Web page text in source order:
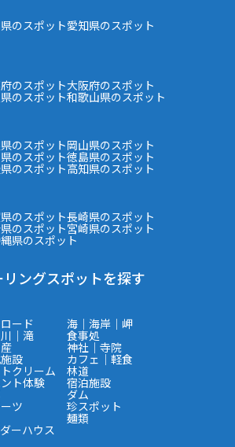
のスポット愛知県のスポット
のスポット大阪府のスポット
のスポット和歌山県のスポット
のスポット岡山県のスポット
のスポット徳島県のスポット
のスポット高知県のスポット
のスポット長崎県のスポット
のスポット宮崎県のスポット
県のスポット
ングスポットを探す
ード 海｜海岸｜岬
｜滝 食事処
神社｜寺院
設 カフェ｜軽食
クリーム 林道
ト体験 宿泊施設
ダム
ツ 珍スポット
麺類
ーハウス